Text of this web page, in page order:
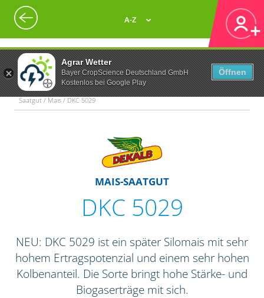
Agrar Wetter
Bayer CropScience Deutschland GmbH
Kostenlos bei Google Play
Öffnen
A-Z
Saatgut / Mais / DKC 5029
MAIS-SAATGUT
DKC 5029
NEU: DKC 5029 ist ein später Silomais mit sehr
hohem Ertragspotenzial und einem sehr hohen
Kolbenanteil. Die Sorte bringt hohe Stärke- und
Biogaserträge mit sich.